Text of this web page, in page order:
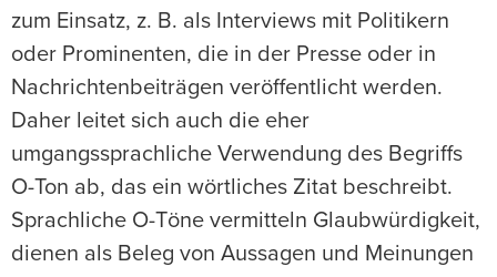
zum Einsatz, z. B. als Interviews mit Politikern
oder Prominenten, die in der Presse oder in
Nachrichtenbeiträgen veröffentlicht werden.
Daher leitet sich auch die eher
umgangssprachliche Verwendung des Begriffs
O-Ton ab, das ein wörtliches Zitat beschreibt.
Sprachliche O-Töne vermitteln Glaubwürdigkeit,
dienen als Beleg von Aussagen und Meinungen